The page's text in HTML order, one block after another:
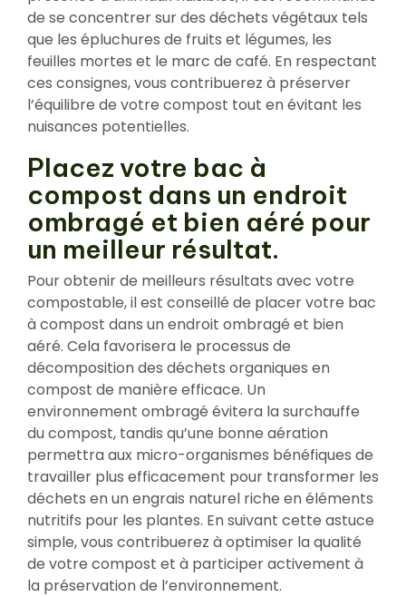
de se concentrer sur des déchets végétaux tels
que les épluchures de fruits et légumes, les
feuilles mortes et le marc de café. En respectant
ces consignes, vous contribuerez à préserver
l’équilibre de votre compost tout en évitant les
nuisances potentielles.
Placez votre bac à
compost dans un endroit
ombragé et bien aéré pour
un meilleur résultat.
Pour obtenir de meilleurs résultats avec votre
compostable, il est conseillé de placer votre bac
à compost dans un endroit ombragé et bien
aéré. Cela favorisera le processus de
décomposition des déchets organiques en
compost de manière efficace. Un
environnement ombragé évitera la surchauffe
du compost, tandis qu’une bonne aération
permettra aux micro-organismes bénéfiques de
travailler plus efficacement pour transformer les
déchets en un engrais naturel riche en éléments
nutritifs pour les plantes. En suivant cette astuce
simple, vous contribuerez à optimiser la qualité
de votre compost et à participer activement à
la préservation de l’environnement.